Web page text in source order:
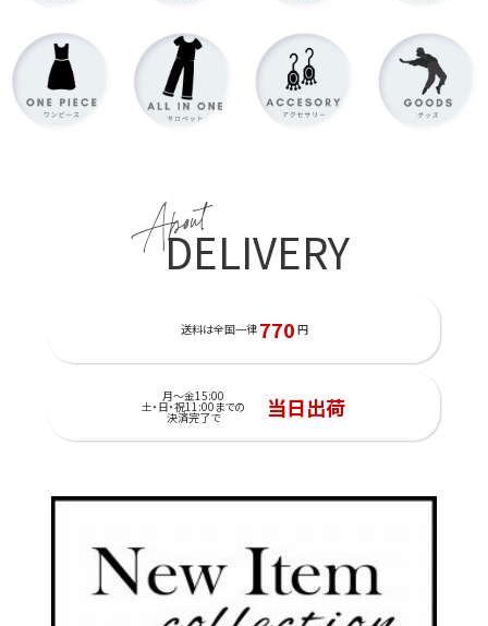
About
DELIVERY
送料は全国一律 770 円
月～金15:00
土・日・祝11:00までの
決済完了で 当日出荷